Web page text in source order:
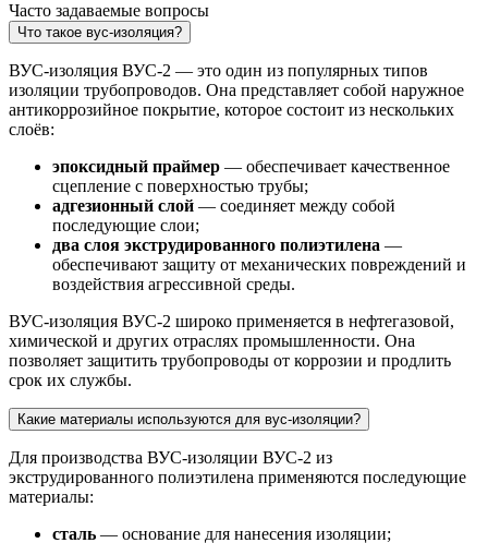
Часто задаваемые вопросы
Что такое вус-изоляция?
ВУС-изоляция ВУС-2 — это один из популярных типов
изоляции трубопроводов. Она представляет собой наружное
антикоррозийное покрытие, которое состоит из нескольких
слоёв:
эпоксидный праймер — обеспечивает качественное
сцепление с поверхностью трубы;
адгезионный слой — соединяет между собой
последующие слои;
два слоя экструдированного полиэтилена —
обеспечивают защиту от механических повреждений и
воздействия агрессивной среды.
ВУС-изоляция ВУС-2 широко применяется в нефтегазовой,
химической и других отраслях промышленности. Она
позволяет защитить трубопроводы от коррозии и продлить
срок их службы.
Какие материалы используются для вус-изоляции?
Для производства ВУС-изоляции ВУС-2 из
экструдированного полиэтилена применяются последующие
материалы:
сталь — основание для нанесения изоляции;